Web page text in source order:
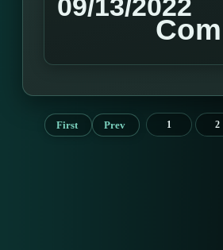
First Prev 1 2